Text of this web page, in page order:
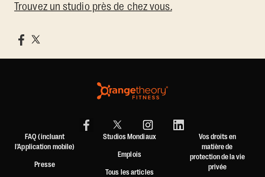
Trouvez un studio près de chez vous.
FAQ (incluant
l'Application mobile)
Presse
Studios Mondiaux
Emplois
Tous les articles
Vos droits en
matière de
protection de la vie
privée